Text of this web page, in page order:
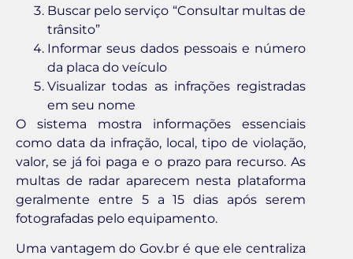
Buscar pelo serviço “Consultar multas de
trânsito”
Informar seus dados pessoais e número
da placa do veículo
Visualizar todas as infrações registradas
em seu nome
O sistema mostra informações essenciais
como data da infração, local, tipo de violação,
valor, se já foi paga e o prazo para recurso. As
multas de radar aparecem nesta plataforma
geralmente entre 5 a 15 dias após serem
fotografadas pelo equipamento.
Uma vantagem do Gov.br é que ele centraliza